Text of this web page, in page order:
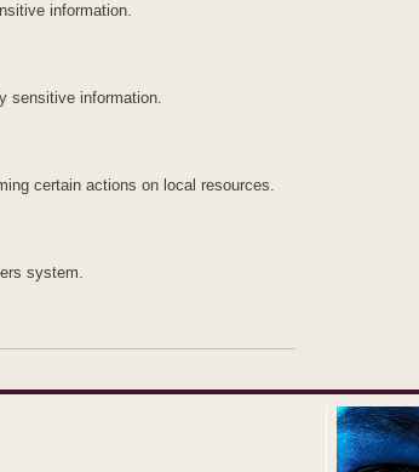
information.
sensitive information.
certain actions on local resources.
system.